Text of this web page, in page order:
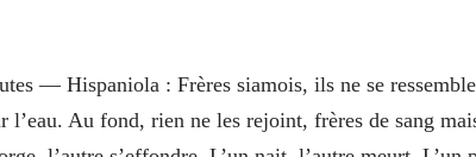
— Hispaniola : Frères siamois, ils ne se
l’eau. Au fond, rien ne les rejoint, frères de sang